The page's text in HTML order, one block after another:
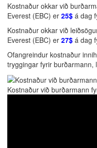
Kostnaður okkar við
Everest (EBC) er 25$ á dag
Kostnaður okkar við
Everest (EBC) er 27$ á dag
Ofangreindur kostnaður
tryggingar fyrir burðarmann,
Kostnaður við burðarmann